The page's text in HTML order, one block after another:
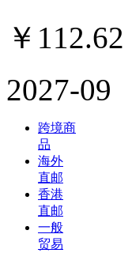
￥ 112.62
2027-09
跨境商
品
海外
直邮
香港
直邮
一般
贸易